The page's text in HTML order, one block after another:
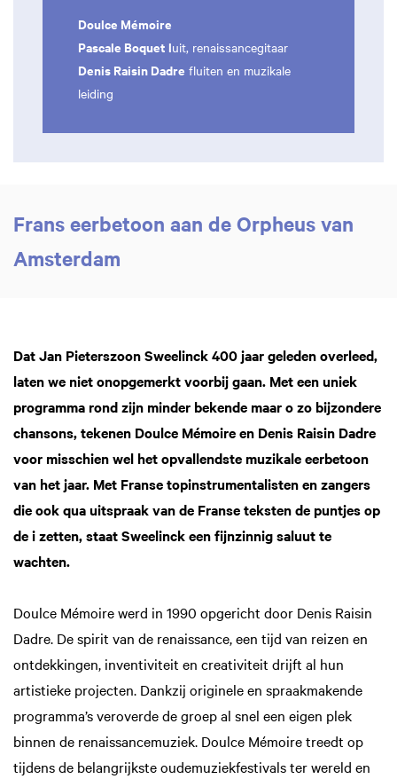
Doulce Mémoire
Pascale Boquet luit, renaissancegitaar
Denis Raisin Dadre fluiten en muzikale
leiding
Frans eerbetoon aan de Orpheus van
Amsterdam
Dat Jan Pieterszoon Sweelinck 400 jaar geleden overleed,
laten we niet onopgemerkt voorbij gaan. Met een uniek
programma rond zijn minder bekende maar o zo bijzondere
chansons, tekenen Doulce Mémoire en Denis Raisin Dadre
voor misschien wel het opvallendste muzikale eerbetoon
van het jaar. Met Franse topinstrumentalisten en zangers
die ook qua uitspraak van de Franse teksten de puntjes op
de i zetten, staat Sweelinck een fijnzinnig saluut te
wachten.
Doulce Mémoire werd in 1990 opgericht door Denis Raisin
Dadre. De spirit van de renaissance, een tijd van reizen en
ontdekkingen, inventiviteit en creativiteit drijft al hun
artistieke projecten. Dankzij originele en spraakmakende
programma’s veroverde de groep al snel een eigen plek
binnen de renaissancemuziek. Doulce Mémoire treedt op
tijdens de belangrijkste oudemuziekfestivals ter wereld en